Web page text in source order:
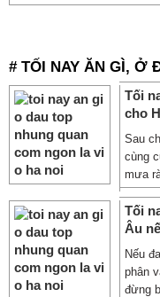
# TỐI NAY ĂN GÌ, Ở
Tối
cho
Sau
cùng
mưa
Tối
Âu
Nếu
phân
đừng